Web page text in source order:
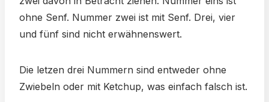
ohne Senf. Nummer zwei ist mit Senf. Drei, vier
und fünf sind nicht erwähnenswert.
Die letzen drei Nummern sind entweder ohne
Zwiebeln oder mit Ketchup, was einfach falsch ist.